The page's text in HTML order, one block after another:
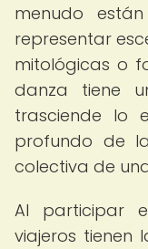
menudo
representar
mitológicas o
danza tiene
trasciende lo
profundo de
colectiva de
Al participar
viajeros tienen